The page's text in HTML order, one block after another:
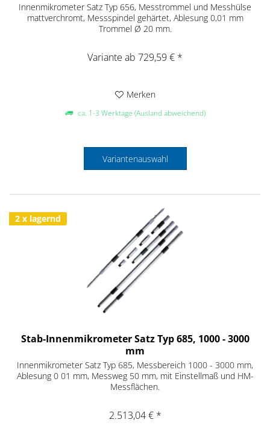
Innenmikrometer Satz Typ 656, Messtrommel und Messhülse
mattverchromt, Messspindel gehärtet, Ablesung 0,01 mm
Trommel Ø 20 mm.
Variante ab 729,59 € *
Merken
ca. 1-3 Werktage (Ausland abweichend)
Variantenauswahl
2 x lagernd
Stab-Innenmikrometer Satz Typ 685, 1000 - 3000
mm
Innenmikrometer Satz Typ 685, Messbereich 1000 - 3000 mm,
Ablesung 0 01 mm, Messweg 50 mm, mit Einstellmaß und HM-
Messflächen.
2.513,04 € *